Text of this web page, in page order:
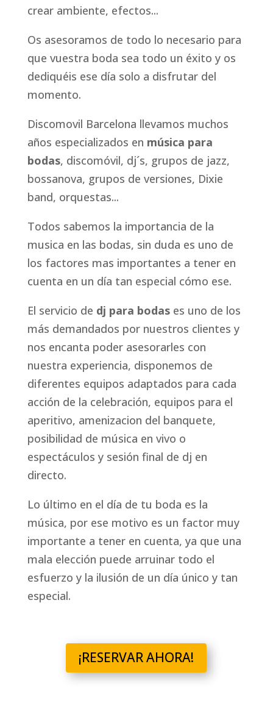
Servicios
Djs
Blog
¡RESERVAR
crear ambiente, efectos...
Os asesoramos de todo lo necesario para
que vuestra boda sea todo un éxito y os
dediquéis ese día solo a disfrutar del
momento.
Discomovil Barcelona llevamos muchos
años especializados en música para
bodas, discomóvil, dj´s, grupos de jazz,
bossanova, grupos de versiones, Dixie
band, orquestas...
Todos sabemos la importancia de la
musica en las bodas, sin duda es uno de
los factores mas importantes a tener en
cuenta en un día tan especial cómo ese.
El servicio de dj para bodases uno de los
más demandados por nuestros clientes y
nos encanta poder asesorarles con
nuestra experiencia, disponemos de
diferentes equipos adaptados para cada
acción de la celebración, equipos para el
aperitivo, amenizacion del banquete,
posibilidad de música en vivo o
espectáculos y sesión final de dj en
directo.
Lo último en el día de tu boda es la
música, por ese motivo es un factor muy
importante a tener en cuenta, ya que una
mala elección puede arruinar todo el
esfuerzo y la ilusión de un día único y tan
especial.
¡RESERVAR AHORA!